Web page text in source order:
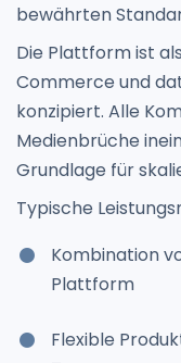
bewährten
Die Plattform ist
Commerce und
konzipiert. Alle
Medienbrüche
Grundlage für
Typische
Kombination
Plattform
Flexible